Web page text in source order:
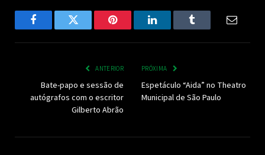
FacebookTwitter Pinterest LinkedInTumblr
ANTERIOR
Bate-papo e sessão de
autógrafos com o escritor
Gilberto Abrão
PRÓXIMA
Espetáculo “Aida” no Theatro
Municipal de São Paulo